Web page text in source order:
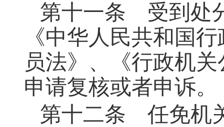
第十一条 受到处
《中华人民共和国
员法》、《行政机
申请复核或者申诉。
第十二条 任免机